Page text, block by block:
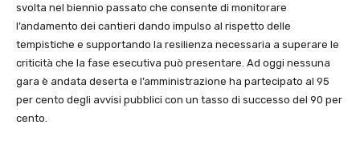
svolta nel biennio passato che consente di monitorare
l’andamento dei cantieri dando impulso al rispetto delle
tempistiche e supportando la resilienza necessaria a superare le
criticità che la fase esecutiva può presentare. Ad oggi nessuna
gara è andata deserta e l’amministrazione ha partecipato al 95
per cento degli avvisi pubblici con un tasso di successo del 90 per
cento.